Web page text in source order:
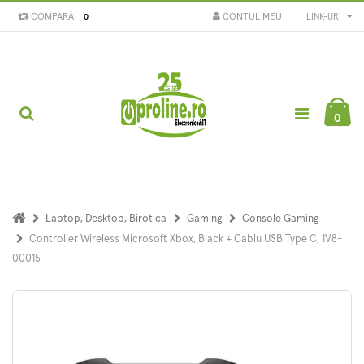
COMPARĂ 0 LINK-URI
CONTUL MEU
0
Laptop, Desktop, Birotica Gaming
Console Gaming
Controller Wireless Microsoft Xbox, Black + Cablu USB Type C, 1V8-
00015